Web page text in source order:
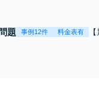
のトラブ
ラブルな
題 事例12件 料金表有